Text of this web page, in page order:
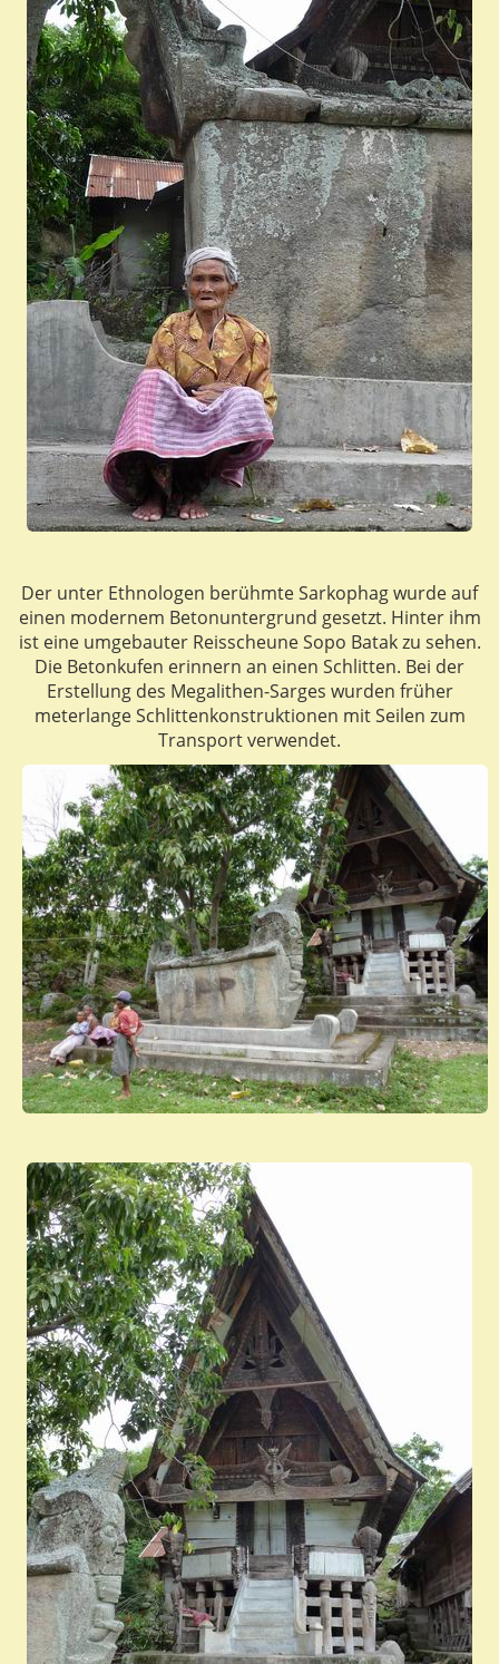
Der unter Ethnologen berühmte Sarkophag wurde auf
einen modernem Betonuntergrund gesetzt. Hinter ihm
ist eine umgebauter Reisscheune Sopo Batak zu sehen.
Die Betonkufen erinnern an einen Schlitten. Bei der
Erstellung des Megalithen-Sarges wurden früher
meterlange Schlittenkonstruktionen mit Seilen zum
Transport verwendet.